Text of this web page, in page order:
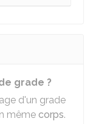
grade ?
d'un grade
même corps.